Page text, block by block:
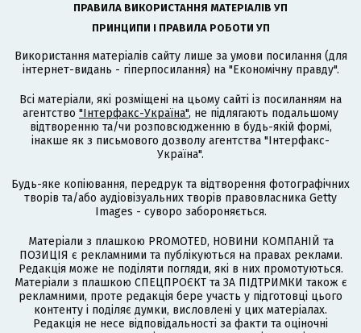
ПРАВИЛА ВИКОРИСТАННЯ МАТЕРІАЛІВ УП
ПРИНЦИПИ І ПРАВИЛА РОБОТИ УП
Використання матеріалів сайту лише за умови посилання (для
інтернет-видань - гіперпосилання) на "Економічну правду".
Всі матеріали, які розміщені на цьому сайті із посиланням на
агентство "Інтерфакс-Україна", не підлягають подальшому
відтворенню та/чи розповсюдженню в будь-якій формі,
інакше як з письмового дозволу агентства "Інтерфакс-
Україна".
Будь-яке копіювання, передрук та відтворення фотографічних
творів та/або аудіовізуальних творів правовласника Getty
Images - суворо забороняється.
Матеріали з плашкою PROMOTED, НОВИНИ КОМПАНІЙ та
ПОЗИЦІЯ є рекламними та публікуються на правах реклами.
Редакція може не поділяти погляди, які в них промотуються.
Матеріали з плашкою СПЕЦПРОЄКТ та ЗА ПІДТРИМКИ також є
рекламними, проте редакція бере участь у підготовці цього
контенту і поділяє думки, висловлені у цих матеріалах.
Редакція не несе відповідальності за факти та оціночні